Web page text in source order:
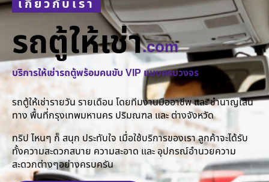
เกี่ยวกับเรา
รถตู้ให้เช่า.com
บริการให้เช่ารถตู้พร้อมคนขับ VIP แบบครบวงจร
รถตู้ให้เช่ารายวัน รายเดือน โดยทีมงานมืออาชีพ และ ชำนาญเส้น
ทาง พื้นที่กรุงเทพมหานคร ปริมณฑล และ ต่างจังหวัด
ทริป ไหนๆ ก็ สนุก ประทับใจ เมื่อใช้บริการของเรา ลูกค้าจะได้รับ
ทั้งความสะดวกสบาย ความสะอาด และ อุปกรณ์อำนวยความ
สะดวกต่างๆอย่างครบครัน